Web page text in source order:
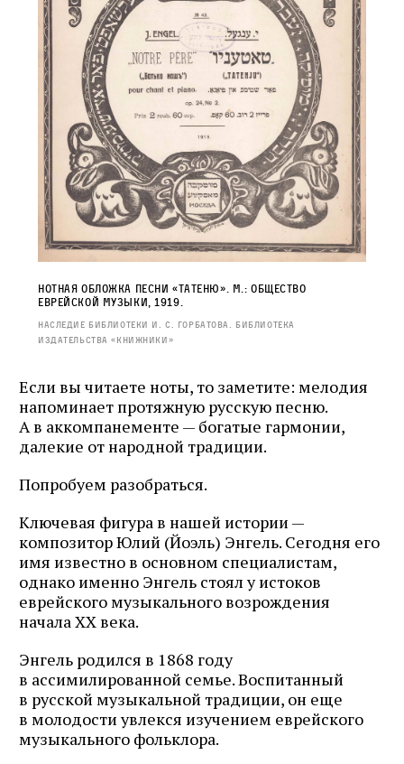
Нотная обложка песни «Татеню». М.: Общество
еврейской музыки, 1919.
Наследие Библиотеки И. С. Горбатова. Библиотека
издательства «Книжники»
Если вы читаете ноты, то заметите: мелодия
напоминает протяжную русскую песню.
А в аккомпанементе — богатые гармонии,
далекие от народной традиции.
Попробуем разобраться.
Ключевая фигура в нашей истории —
композитор Юлий (Йоэль) Энгель. Сегодня его
имя известно в основном специалистам,
однако именно Энгель стоял у истоков
еврейского музыкального возрождения
начала XX века.
Энгель родился в 1868 году
в ассимилированной семье. Воспитанный
в русской музыкальной традиции, он еще
в молодости увлекся изучением еврейского
музыкального фольклора.